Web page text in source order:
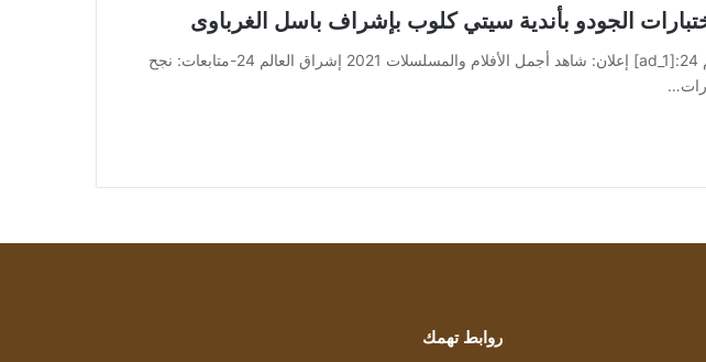
من صحيفة اشراق العالم 24:[ad_1] إعلان: شاهد أجمل الأفلام والمسلسلات 2021 إشراق العالم 24-متابعات: نجح
روابط تهمك